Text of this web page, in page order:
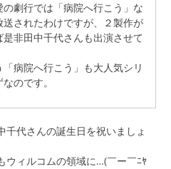
の劇行では「病院へ行こう」な
送されたわけですが、２製作が
非田中千代さんも出演させて
病院へ行こう」も大人気シリ
のです。
千代さんの誕生日を祝いましょ
ウィルコムの領域に…(￣ー￣ﾆﾔ